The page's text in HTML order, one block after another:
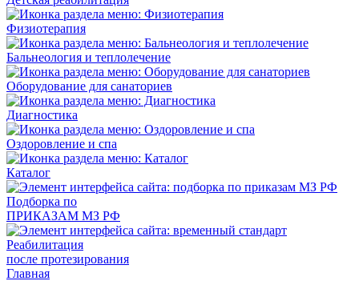
Физиотерапия
Бальнеология и теплолечение
Оборудование для санаториев
Диагностика
Оздоровление и спа
Каталог
Подборка по
ПРИКАЗАМ МЗ РФ
Реабилитация
после протезирования
Главная